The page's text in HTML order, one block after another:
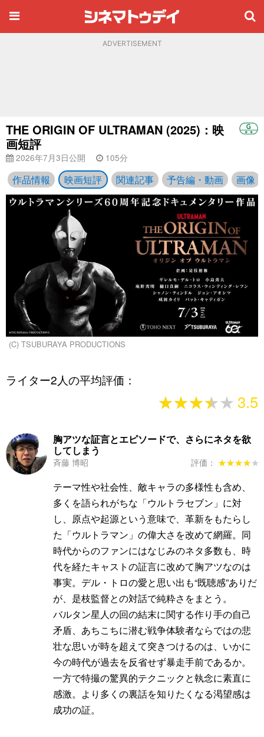
ADVERTISEMENT
THE ORIGIN OF ULTRAMAN (2025)：映
画短評
2026年7月3日公開 105分
作品情報 映画短評 関連記事 予告編・動画 画像
(C) TSUBURAYA PRODUCTIONS
ライター2人の平均評価：
★★★★★
★★★★★ 3.5
胸アツな証言とエピソードで、さらにネタを欲
してしまう
斉藤 博昭 評価： ★★★★★
★★★★★
テーマ性や社会性、敵キャラの多様性も含め、
多くを語られがちな「ウルトラセブン」に対
し、原点や起源という意味で、革新をもたらし
た「ウルトラマン」の偉大さを改めて網羅。同
時代からのファンにはなじみのネタ多数も、時
代を経たキャストの証言に改めて胸アツなのは
事実。デル・トロの愛と思い出も“既聴感”ありだ
が、是枝監督との対話で純粋さをまとう。
バルタン星人の回の結末に関する作り手の自己
矛盾、あちこちに潜む戦争体験者ならではの悲
壮な思いが時を超えて突きつけるのは、いかに
今の時代が過去を反省せず暴走手前であるか。
一方で特撮の驚異的テクニックと執念に素直に
感激。より多くの裏話を知りたくなる渇望感は
成功の証。